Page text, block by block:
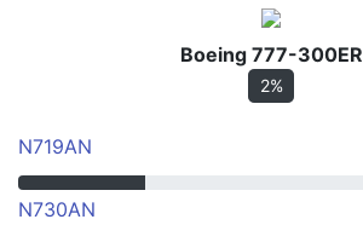
Boeing 777-300ER
2%
N719AN
N730AN